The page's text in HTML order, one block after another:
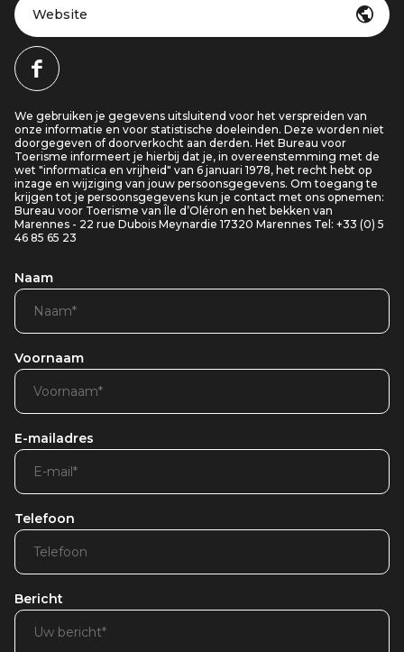
Website
We gebruiken je gegevens uitsluitend voor het verspreiden van
onze informatie en voor statistische doeleinden. Deze worden niet
doorgegeven of doorverkocht aan derden. Het Bureau voor
Toerisme informeert je hierbij dat je, in overeenstemming met de
wet "informatica en vrijheid" van 6 januari 1978, het recht hebt op
inzage en wijziging van jouw persoonsgegevens. Om toegang te
krijgen tot je persoonsgegevens kun je contact met ons opnemen:
Bureau voor Toerisme van Île d’Oléron en het bekken van
Marennes - 22 rue Dubois Meynardie 17320 Marennes Tel: +33 (0) 5
46 85 65 23
Naam
Voornaam
E-mailadres
Telefoon
Bericht